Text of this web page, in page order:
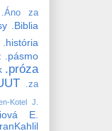
.Áno za
.Biblia
.história
.pásmo
.próza
.za
Kotel J.
E.